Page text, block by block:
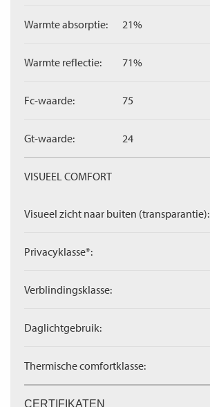
Warmte absorptie: 21%
Warmte reflectie: 71%
Fc-waarde: 75
Gt-waarde: 24
VISUEEL COMFORT
Visueel zicht naar buiten (transparantie):
Privacyklasse*:
Verblindingsklasse:
Daglichtgebruik:
Thermische comfortklasse:
CERTIFIKATEN